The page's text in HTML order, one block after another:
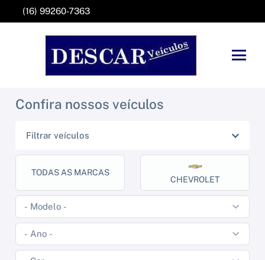
(16) 99260-7363
Confira nossos veículos
Filtrar veículos
TODAS AS MARCAS
CHEVROLET